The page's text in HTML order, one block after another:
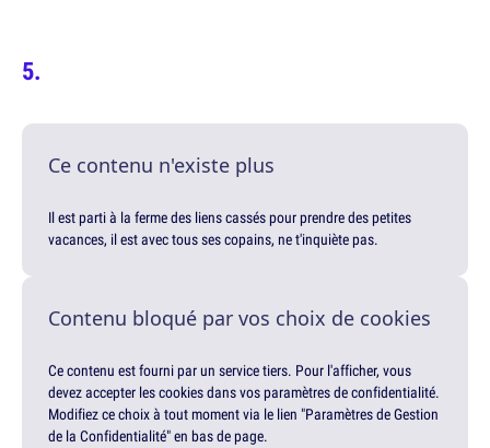
Ce contenu n'existe plus
Il est parti à la ferme des liens cassés pour prendre des petites
vacances, il est avec tous ses copains, ne t'inquiète pas.
Contenu bloqué par vos choix de cookies
Ce contenu est fourni par un service tiers. Pour l'afficher, vous
devez accepter les cookies dans vos paramètres de confidentialité.
Modifiez ce choix à tout moment via le lien "Paramètres de Gestion
de la Confidentialité" en bas de page.